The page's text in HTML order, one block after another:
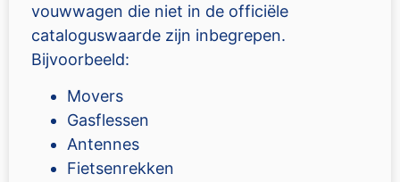
vouwwagen die niet in de officiële
cataloguswaarde zijn inbegrepen.
Bijvoorbeeld:
Movers
Gasflessen
Antennes
Fietsenrekken